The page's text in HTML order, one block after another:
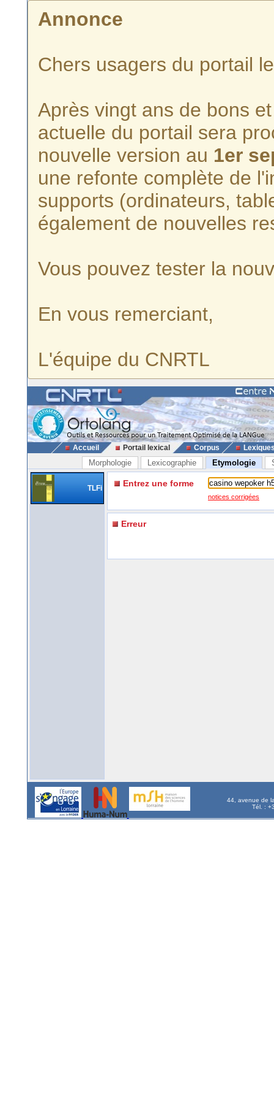
Annonce
Chers usagers du portail
Après vingt ans de bons
actuelle du portail sera
nouvelle version au 1er
une refonte complète de
supports (ordinateurs,
également de nouvelles
Vous pouvez tester la
En vous remerciant,
L'équipe du CNRTL
Accueil Portail lexical Corpus
Morphologie Lexicographie Etymologie
TLFi Entrez une forme
notices corrigées
Erreur
44, avenue de
Tél. :